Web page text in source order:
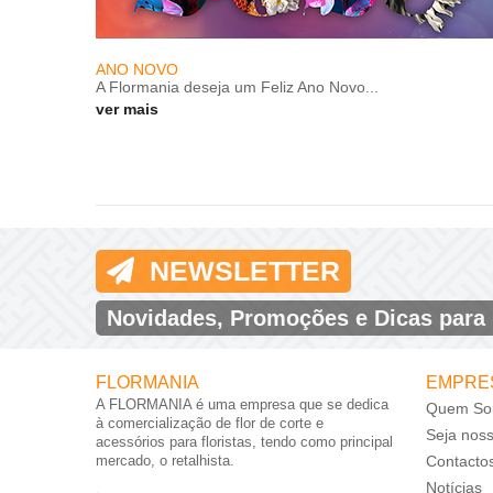
ANO NOVO
A Flormania deseja um Feliz Ano Novo...
ver mais
NEWSLETTER
Novidades, Promoções e Dicas para
FLORMANIA
A FLORMANIA é uma empresa que se dedica
à comercialização de flor de corte e
acessórios para floristas, tendo como principal
mercado, o retalhista.
Quem
Seja
Notícias